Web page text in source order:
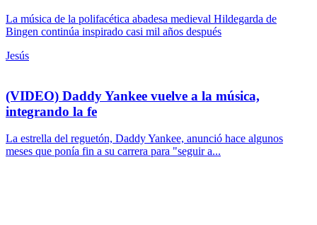
La música de la polifacética abadesa medieval Hildegarda de
Bingen continúa inspirado casi mil años después
Jesús
(VIDEO) Daddy Yankee vuelve a la música,
integrando la fe
La estrella del reguetón, Daddy Yankee, anunció hace algunos
meses que ponía fin a su carrera para "seguir a...